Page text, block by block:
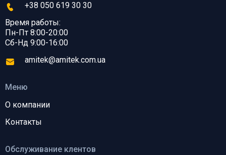
Обслуживание клентов
Меню
О компании
Контакты
+38 050 619 30 30
Время работы:
Пн-Пт 8:00-20:00
Сб-Нд 9:00-16:00
amitek@amitek.com.ua